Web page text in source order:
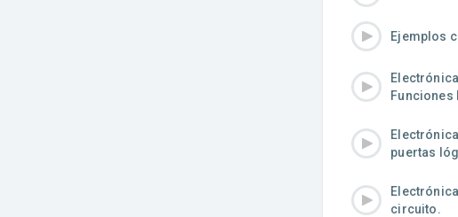
Ejemplos
Funciones
puertas
circuito.